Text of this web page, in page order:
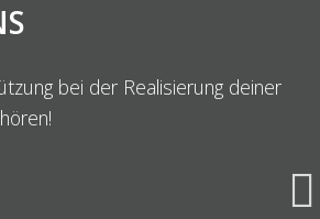
bei der Realisierung deiner